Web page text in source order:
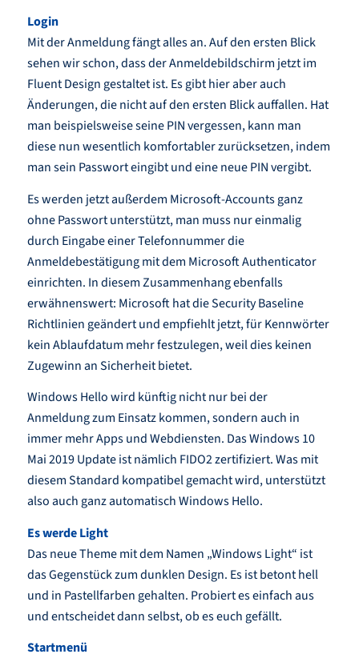
Login
Mit der Anmeldung fängt alles an. Auf den ersten Blick
sehen wir schon, dass der Anmeldebildschirm jetzt im
Fluent Design gestaltet ist. Es gibt hier aber auch
Änderungen, die nicht auf den ersten Blick auffallen. Hat
man beispielsweise seine PIN vergessen, kann man
diese nun wesentlich komfortabler zurücksetzen, indem
man sein Passwort eingibt und eine neue PIN vergibt.
Es werden jetzt außerdem Microsoft-Accounts ganz
ohne Passwort unterstützt, man muss nur einmalig
durch Eingabe einer Telefonnummer die
Anmeldebestätigung mit dem Microsoft Authenticator
einrichten. In diesem Zusammenhang ebenfalls
erwähnenswert: Microsoft hat die Security Baseline
Richtlinien geändert und empfiehlt jetzt, für Kennwörter
kein Ablaufdatum mehr festzulegen, weil dies keinen
Zugewinn an Sicherheit bietet.
Windows Hello wird künftig nicht nur bei der
Anmeldung zum Einsatz kommen, sondern auch in
immer mehr Apps und Webdiensten. Das Windows 10
Mai 2019 Update ist nämlich FIDO2 zertifiziert. Was mit
diesem Standard kompatibel gemacht wird, unterstützt
also auch ganz automatisch Windows Hello.
Es werde Light
Das neue Theme mit dem Namen „Windows Light“ ist
das Gegenstück zum dunklen Design. Es ist betont hell
und in Pastellfarben gehalten. Probiert es einfach aus
und entscheidet dann selbst, ob es euch gefällt.
Startmenü